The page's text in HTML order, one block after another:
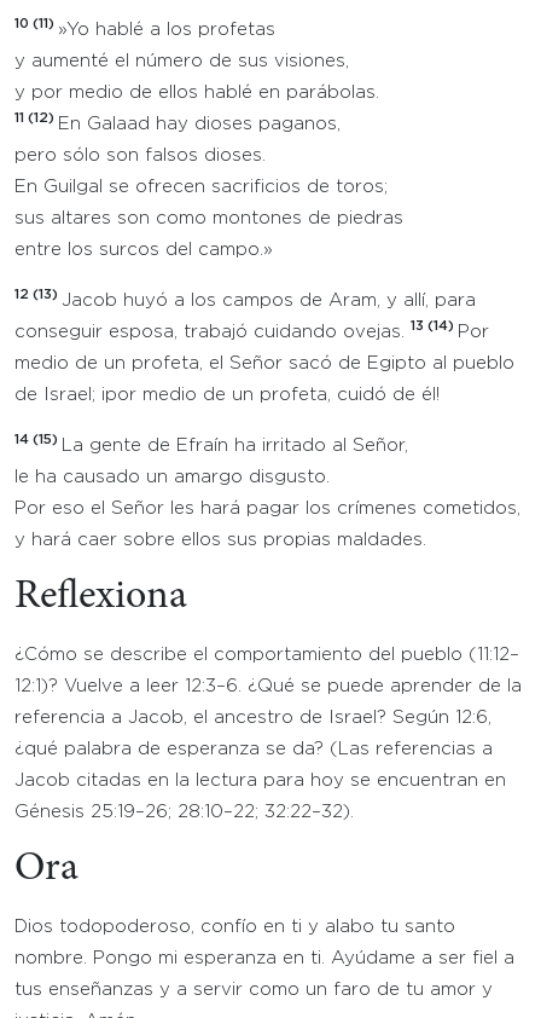
10 (11) »Yo hablé a los profetas
y aumenté el número de sus visiones,
y por medio de ellos hablé en parábolas.
11 (12) En Galaad hay dioses paganos,
pero sólo son falsos dioses.
En Guilgal se ofrecen sacrificios de toros;
sus altares son como montones de piedras
entre los surcos del campo.»
12 (13) Jacob huyó a los campos de Aram, y allí, para
conseguir esposa, trabajó cuidando ovejas.
13 (14) Por
medio de un profeta, el Señor sacó de Egipto al pueblo
de Israel; ¡por medio de un profeta, cuidó de él!
14 (15)
La gente de Efraín ha irritado al Señor,
le ha causado un amargo disgusto.
Por eso el Señor les hará pagar los crímenes cometidos,
y hará caer sobre ellos sus propias maldades.
Reflexiona
¿Cómo se describe el comportamiento del pueblo (11:12–
12:1)? Vuelve a leer 12:3–6. ¿Qué se puede aprender de la
referencia a Jacob, el ancestro de Israel? Según 12:6,
¿qué palabra de esperanza se da? (Las referencias a
Jacob citadas en la lectura para hoy se encuentran en
Génesis 25:19–26; 28:10–22; 32:22–32).
Ora
Dios todopoderoso, confío en ti y alabo tu santo
nombre. Pongo mi esperanza en ti. Ayúdame a ser fiel a
tus enseñanzas y a servir como un faro de tu amor y